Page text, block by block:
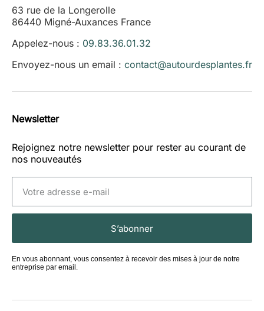
63 rue de la Longerolle
86440 Migné-Auxances France
Appelez-nous : 09.83.36.01.32
Envoyez-nous un email : contact@autourdesplantes.fr
Newsletter
Rejoignez notre newsletter pour rester au courant de
nos nouveautés
S’abonner
En vous abonnant, vous consentez à recevoir des mises à jour de notre
entreprise par email.